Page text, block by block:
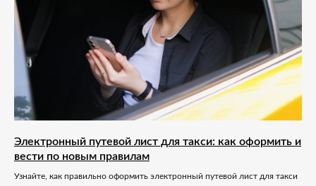
Электронный путевой лист для такси: как оформить и
вести по новым правилам
Узнайте, как правильно оформить электронный путевой лист для такси